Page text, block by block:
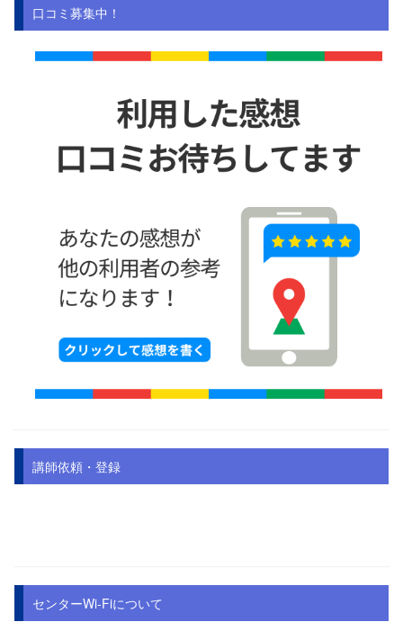
口コミ募集中！
講師依頼・登録
センターWi-Fiについて